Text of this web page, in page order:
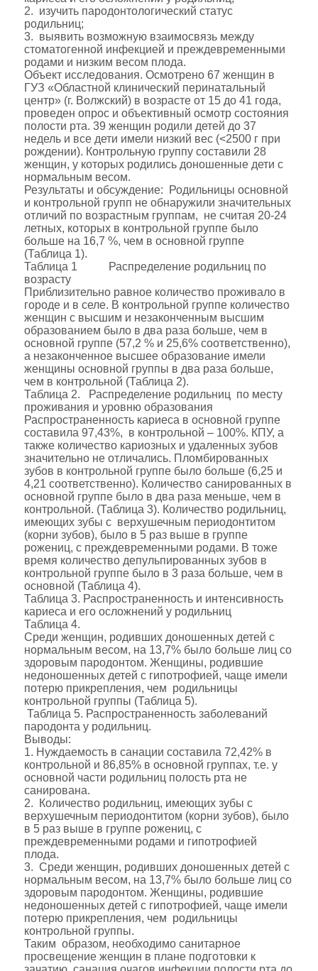
2. изучить пародонтологический статус
родильниц;
3. выявить возможную взаимосвязь между
стоматогенной инфекцией и преждевременными
родами и низким весом плода.
Объект исследования. Осмотрено 67 женщин в
ГУЗ «Областной клинический перинатальный
центр» (г. Волжский) в возрасте от 15 до 41 года,
проведен опрос и объективный осмотр состояния
полости рта. 39 женщин родили детей до 37
недель и все дети имели низкий вес (<2500 г при
рождении). Контрольную группу составили 28
женщин, у которых родились доношенные дети с
нормальным весом.
Результаты и обсуждение: Родильницы основной
и контрольной групп не обнаружили значительных
отличий по возрастным группам, не считая 20-24
летных, которых в контрольной группе было
больше на 16,7 %, чем в основной группе
(Таблица 1).
Таблица 1 Распределение родильниц по
возрасту
Приблизительно равное количество проживало в
городе и в селе. В контрольной группе количество
женщин с высшим и незаконченным высшим
образованием было в два раза больше, чем в
основной группе (57,2 % и 25,6% соответственно),
а незаконченное высшее образование имели
женщины основной группы в два раза больше,
чем в контрольной (Таблица 2).
Таблица 2. Распределение родильниц по месту
проживания и уровню образования
Распространенность кариеса в основной группе
составила 97,43%, в контрольной – 100%. КПУ, а
также количество кариозных и удаленных зубов
значительно не отличались. Пломбированных
зубов в контрольной группе было больше (6,25 и
4,21 соответственно). Количество санированных в
основной группе было в два раза меньше, чем в
контрольной. (Таблица 3). Количество родильниц,
имеющих зубы с верхушечным периодонтитом
(корни зубов), было в 5 раз выше в группе
рожениц, с преждевременными родами. В тоже
время количество депульпированных зубов в
контрольной группе было в 3 раза больше, чем в
основной (Таблица 4).
Таблица 3. Распространенность и интенсивность
кариеса и его осложнений у родильниц
Таблица 4.
Среди женщин, родивших доношенных детей с
нормальным весом, на 13,7% было больше лиц со
здоровым пародонтом. Женщины, родившие
недоношенных детей с гипотрофией, чаще имели
потерю прикрепления, чем родильницы
контрольной группы (Таблица 5).
Таблица 5. Распространенность заболеваний
пародонта у родильниц.
Выводы:
1. Нуждаемость в санации составила 72,42% в
контрольной и 86,85% в основной группах, т.е. у
основной части родильниц полость рта не
санирована.
2. Количество родильниц, имеющих зубы с
верхушечным периодонтитом (корни зубов), было
в 5 раз выше в группе рожениц, с
преждевременными родами и гипотрофией
плода.
3. Среди женщин, родивших доношенных детей с
нормальным весом, на 13,7% было больше лиц со
здоровым пародонтом. Женщины, родившие
недоношенных детей с гипотрофией, чаще имели
потерю прикрепления, чем родильницы
контрольной группы.
Таким образом, необходимо санитарное
просвещение женщин в плане подготовки к